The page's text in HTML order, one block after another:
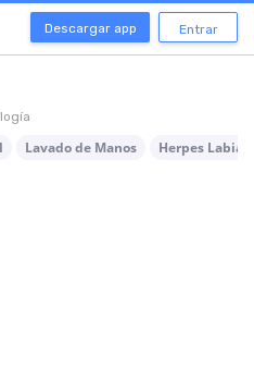
Descargar app Entrar
Lavado de Manos
Herpes Labial